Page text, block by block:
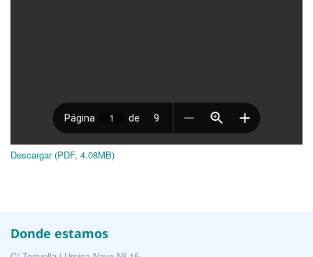
Descargar (PDF, 4.08MB)
Donde estamos